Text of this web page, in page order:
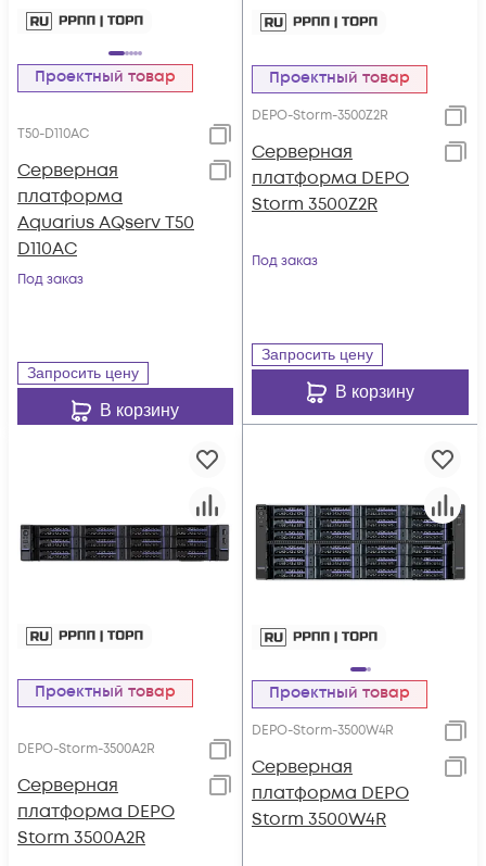
Проектный товар
T50-D110AC
Серверная
платформа
Aquarius AQserv T50
D110AC
Под заказ
Запросить цену
В корзину
Проектный товар
DEPO-Storm-3500Z2R
Серверная
платформа DEPO
Storm 3500Z2R
Под заказ
Запросить цену
В корзину
Проектный товар
DEPO-Storm-3500A2R
Серверная
платформа DEPO
Storm 3500A2R
Проектный товар
DEPO-Storm-3500W4R
Серверная
платформа DEPO
Storm 3500W4R